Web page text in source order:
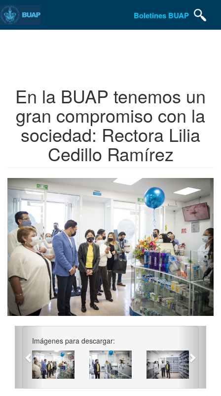
Boletines BUAP
En la BUAP tenemos un
gran compromiso con la
sociedad: Rectora Lilia
Cedillo Ramírez
Imágenes para descargar: